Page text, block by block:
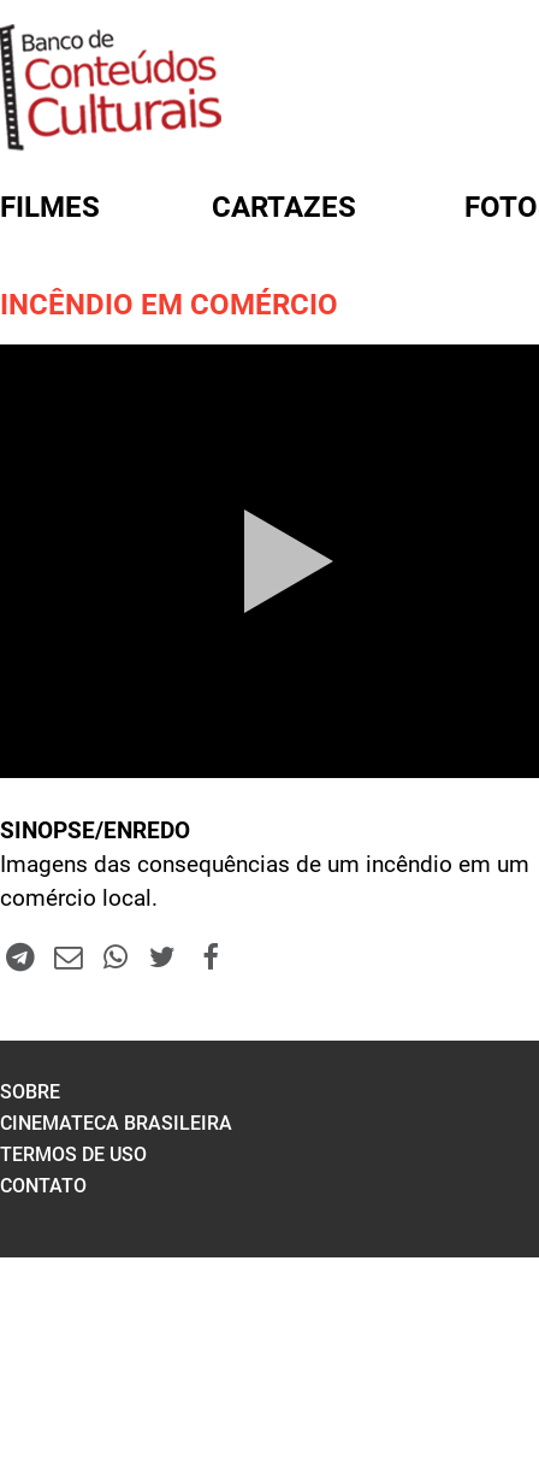
FILMES CARTAZES
INCÊNDIO EM COMÉRCIO
SINOPSE/ENREDO
Imagens das consequências de um incêndio em um
comércio local.
FORMULÁRIO DE BUSCA
SOBRE
CINEMATECA BRASILEIRA
TERMOS DE USO
CONTATO